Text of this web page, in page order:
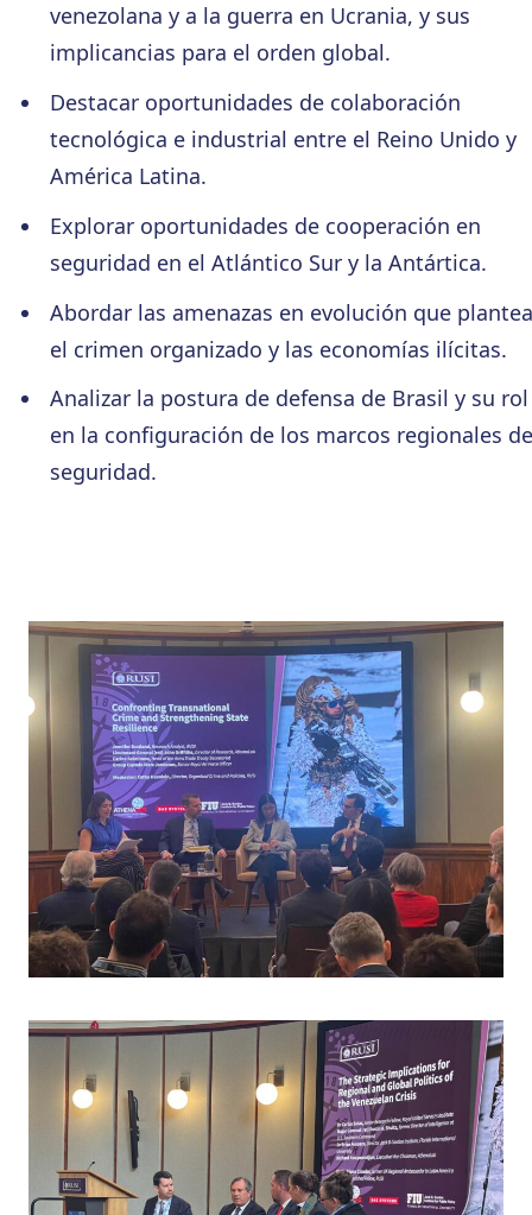
venezolana y a la guerra en Ucrania, y sus
implicancias para el orden global.
Destacar oportunidades de colaboración
tecnológica e industrial entre el Reino Unido y
América Latina.
Explorar oportunidades de cooperación en
seguridad en el Atlántico Sur y la Antártica.
Abordar las amenazas en evolución que
el crimen organizado y las economías ilícitas.
Analizar la postura de defensa de Brasil y su rol
en la configuración de los marcos regionales de
seguridad.